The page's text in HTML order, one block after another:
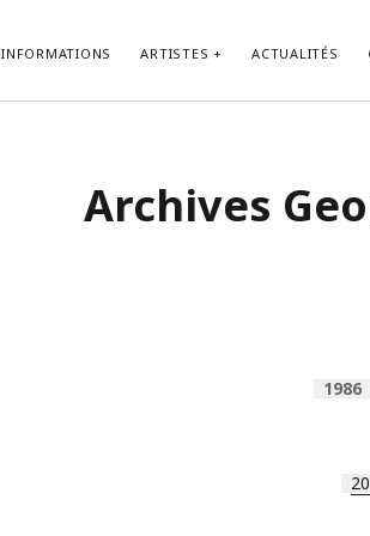
INFORMATIONS ARTISTES ACTUALITÉS
Archives
1986